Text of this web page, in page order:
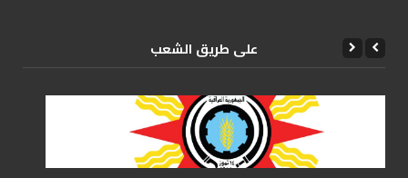
علی طریق الشعب